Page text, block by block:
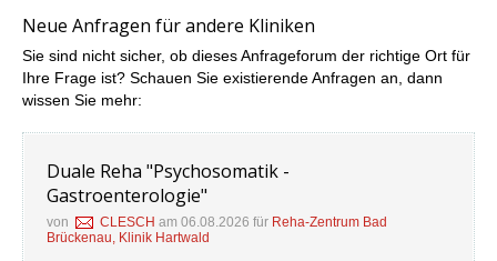
Neue Anfragen für andere Kliniken
Sie sind nicht sicher, ob dieses Anfrageforum der richtige Ort für
Ihre Frage ist? Schauen Sie existierende Anfragen an, dann
wissen Sie mehr:
Duale Reha "Psychosomatik -
Gastroenterologie"
von CLESCH am 06.08.2026 für Reha-Zentrum Bad
Brückenau, Klinik Hartwald